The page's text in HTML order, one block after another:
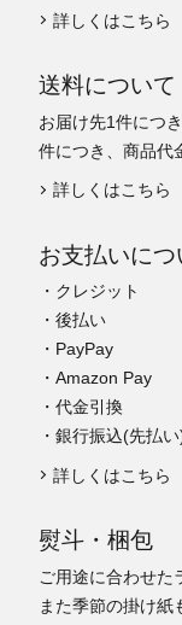
詳しくはこちら
送料について
お届け先1件につ
件につき、商品代
詳しくはこちら
お支払いにつ
・クレジット
・後払い
・PayPay
・Amazon Pay
・代金引換
・銀行振込(先払い
詳しくはこちら
熨斗・梱包
ご用途に合わせた
また季節の掛け紙